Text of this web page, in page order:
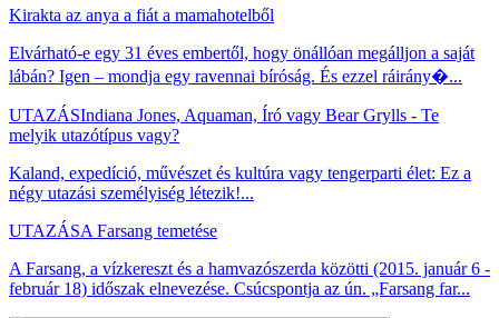
Kirakta az anya a fiát a mamahotelből
Elvárható-e egy 31 éves embertől, hogy önállóan megálljon a saját
lábán? Igen – mondja egy ravennai bíróság. És ezzel ráirány�...
UTAZÁSIndiana Jones, Aquaman, Író vagy Bear Grylls - Te
melyik utazótípus vagy?
Kaland, expedíció, művészet és kultúra vagy tengerparti élet: Ez a
négy utazási személyiség létezik!...
UTAZÁSA Farsang temetése
A Farsang, a vízkereszt és a hamvazószerda közötti (2015. január 6 -
február 18) időszak elnevezése. Csúcspontja az ún. „Farsang far...